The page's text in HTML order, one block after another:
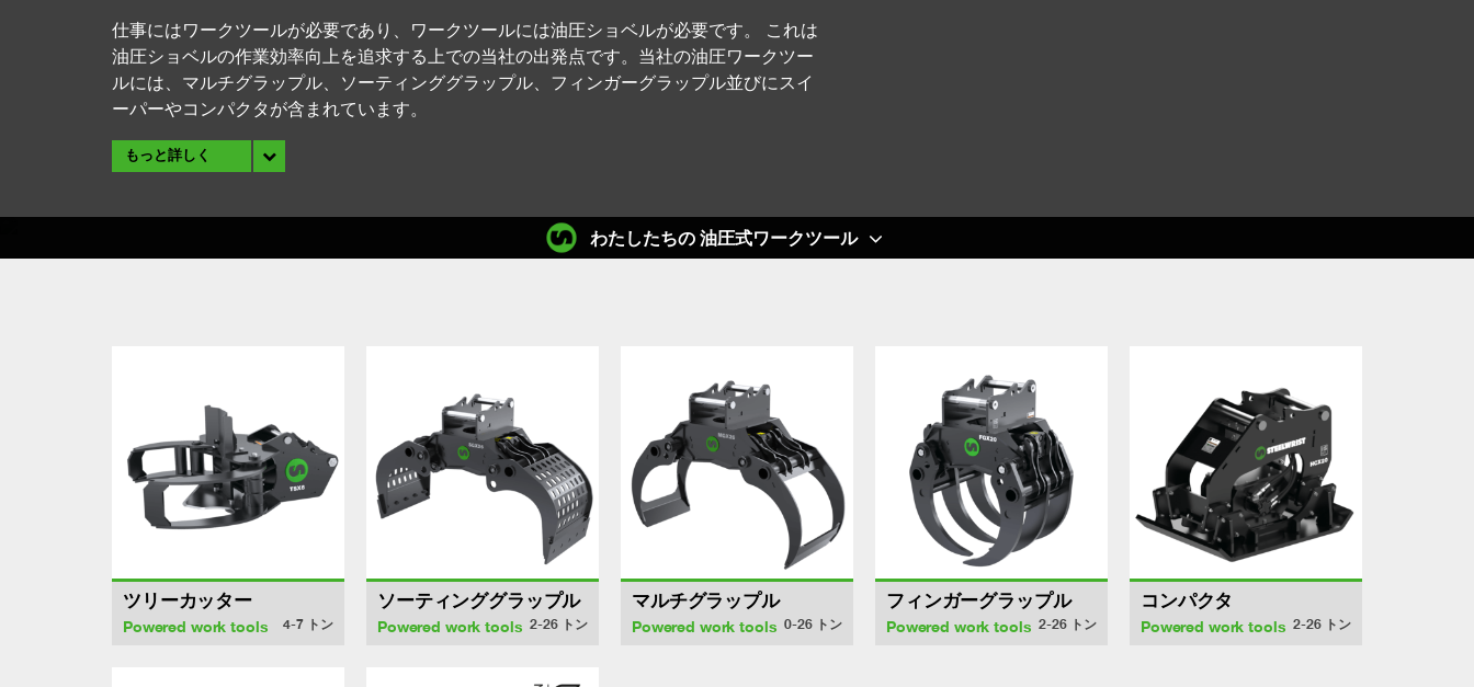
仕事にはワークツールが必要であり、ワークツールには油圧ショベルが必要です。 これは
油圧ショベルの作業効率向上を追求する上での当社の出発点です。当社の油圧ワークツー
ルには、マルチグラップル、ソーティンググラップル、フィンガーグラップル並びにスイ
ーパーやコンパクタが含まれています。
もっと詳しく
ツリーカッター
Powered work tools 4-7 トン
ソーティンググラップル
Powered work tools 2-26 トン
マルチグラップル
Powered work tools 0-26 トン
フィンガーグラップル
Powered work tools 2-26 トン
コンパクタ
Powered work tools 2-26 トン
わたしたちの 油圧式ワークツール